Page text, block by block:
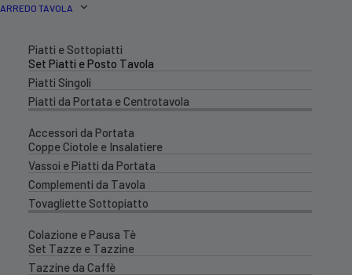
ARREDO TAVOLA
Piatti e Sottopiatti
Set Piatti e Posto Tavola
Piatti Singoli
Piatti da Portata e Centrotavola
Accessori da Portata
Coppe Ciotole e Insalatiere
Vassoi e Piatti da Portata
Complementi da Tavola
Tovagliette Sottopiatto
Colazione e Pausa Tè
Set Tazze e Tazzine
Tazzine da Caffè